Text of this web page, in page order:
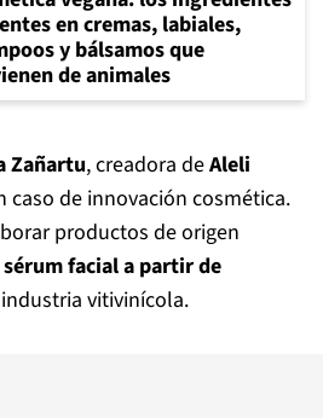
en cremas, labiales,
y bálsamos que
de animales
Zañartu, creadora deAleli
caso de innovación cosmética.
productos de origen
sérum facial a partir de
vitivinícola.